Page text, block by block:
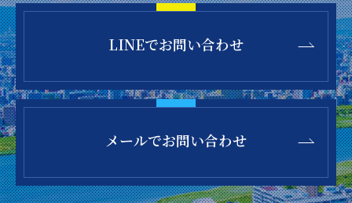
LINEでお問い合わせ
メールでお問い合わせ